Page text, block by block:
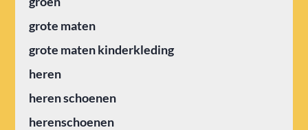
grote maten
grote maten kinderkleding
heren
heren schoenen
herenschoenen